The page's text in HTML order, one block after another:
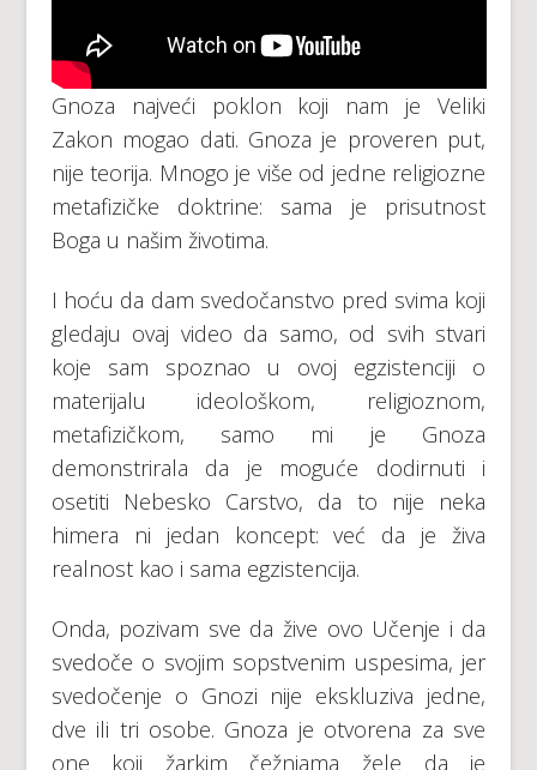
Gnoza najveći poklon koji nam je Veliki
Zakon mogao dati. Gnoza je proveren put,
nije teorija. Mnogo je više od jedne religiozne
metafizičke doktrine: sama je prisutnost
Boga u našim životima.
I hoću da dam svedočanstvo pred svima koji
gledaju ovaj video da samo, od svih stvari
koje sam spoznao u ovoj egzistenciji o
materijalu ideološkom, religioznom,
metafizičkom, samo mi je Gnoza
demonstrirala da je moguće dodirnuti i
osetiti Nebesko Carstvo, da to nije neka
himera ni jedan koncept: već da je živa
realnost kao i sama egzistencija.
Onda, pozivam sve da žive ovo Učenje i da
svedoče o svojim sopstvenim uspesima, jer
svedočenje o Gnozi nije ekskluziva jedne,
dve ili tri osobe. Gnoza je otvorena za sve
one koji žarkim čežnjama žele da je